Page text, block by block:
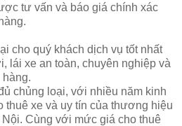
tư vấn và báo giá chính xác
cho quý khách dịch vụ tốt nhất
lái xe an toàn, chuyên nghiệp và
hàng.
chủng loại, với nhiều năm kinh
thuê xe và uy tín của thương hiệu
Cùng với mức giá cho thuê